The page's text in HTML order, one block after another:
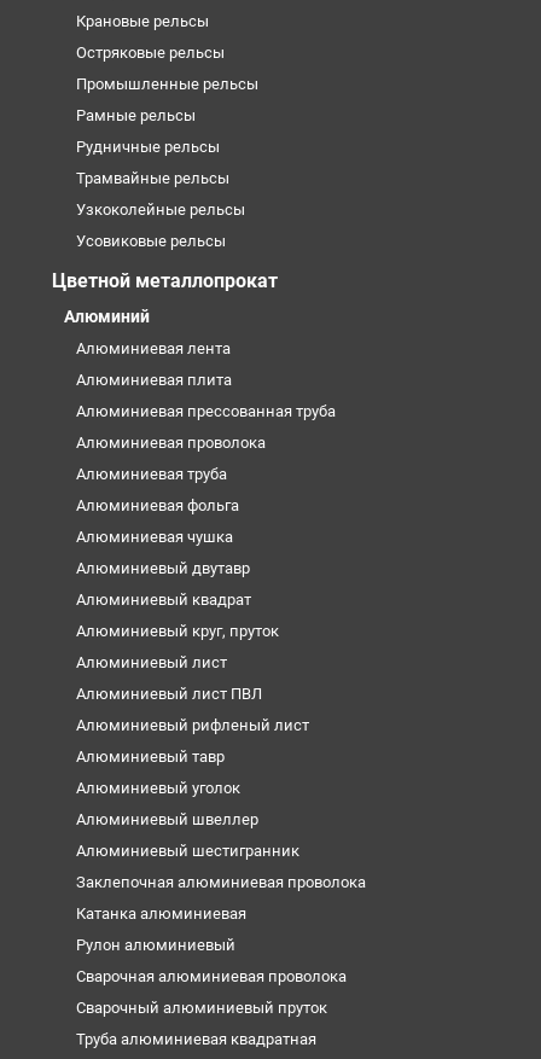
Крановые рельсы
Остряковые рельсы
Промышленные рельсы
Рамные рельсы
Рудничные рельсы
Трамвайные рельсы
Узкоколейные рельсы
Усовиковые рельсы
Цветной металлопрокат
Алюминий
Алюминиевая лента
Алюминиевая плита
Алюминиевая прессованная труба
Алюминиевая проволока
Алюминиевая труба
Алюминиевая фольга
Алюминиевая чушка
Алюминиевый двутавр
Алюминиевый квадрат
Алюминиевый круг, пруток
Алюминиевый лист
Алюминиевый лист ПВЛ
Алюминиевый рифленый лист
Алюминиевый тавр
Алюминиевый уголок
Алюминиевый швеллер
Алюминиевый шестигранник
Заклепочная алюминиевая проволока
Катанка алюминиевая
Рулон алюминиевый
Сварочная алюминиевая проволока
Сварочный алюминиевый пруток
Труба алюминиевая квадратная